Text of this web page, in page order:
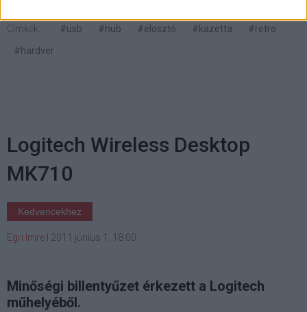
Címkék: #usb #hub #elosztó #kazetta
#retro
#hardver
Logitech Wireless Desktop
MK710
Kedvencekhez
Egri Imre 2011 június 1. 18:00
Minőségi billentyűzet érkezett a Logitech
műhelyéből.